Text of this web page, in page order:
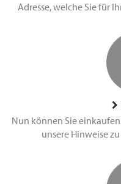
Adresse, welche Sie für
Nun können Sie
unsere Hinweise